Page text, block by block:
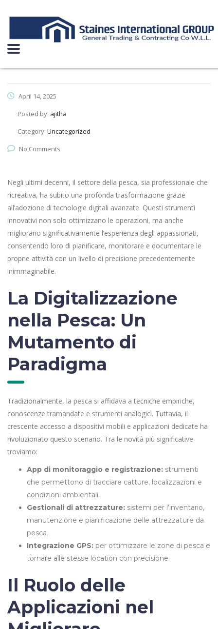
April 14, 2025
Posted by: ajitha
Category: Uncategorized
No Comments
Negli ultimi decenni, il settore della pesca, sia professionale che
ricreativa, ha subito una profonda trasformazione grazie
all’adozione di tecnologie digitali avanzate. Questi strumenti
innovativi non solo ottimizzano le operazioni, ma anche
migliorano significativamente l’esperienza degli appassionati,
consentendo loro di pianificare, monitorare e documentare le
proprie attività con un livello di precisione precedentemente
inimmaginabile.
La Digitalizzazione
nella Pesca: Un
Mutamento di
Paradigma
Tradizionalmente, la pesca si affidava a tecniche empiriche,
conoscenze tramandate e strumenti analogici. Tuttavia, il
crescente accesso a dispositivi mobili e applicazioni dedicate ha
rivoluzionato questo scenario. Tra le novità più significative
troviamo:
App di monitoraggio e registrazione: strumenti
che permettono di tracciare catture, localizzazioni e
condizioni ambientali.
Gestionali di attrezzature: sistemi per l’inventario,
manutenzione e pianificazione delle attrezzature da
pesca.
Integrazione GPS: per ottimizzare le zone di pesca e
tornare alle stesse location con precisione.
Il Ruolo delle
Applicazioni nel